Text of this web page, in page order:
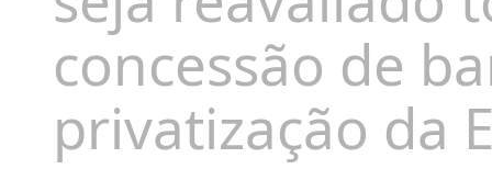
concessão de
privatização da